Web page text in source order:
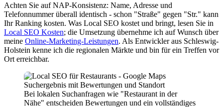
Achten Sie auf NAP-Konsistenz: Name, Adresse und
Telefonnummer überall identisch - schon "Straße" gegen "Str." kann
Ihr Ranking kosten. Was Local SEO kostet und bringt, lesen Sie in
Local SEO Kosten; die Umsetzung übernehme ich auf Wunsch über
meine Online-Marketing-Leistungen. Als Entwickler aus Schleswig-
Holstein kenne ich die regionalen Märkte und bin für ein Treffen vor
Ort erreichbar.
Bei lokalen Suchanfragen wie "Restaurant in der
Nähe" entscheiden Bewertungen und ein vollständiges